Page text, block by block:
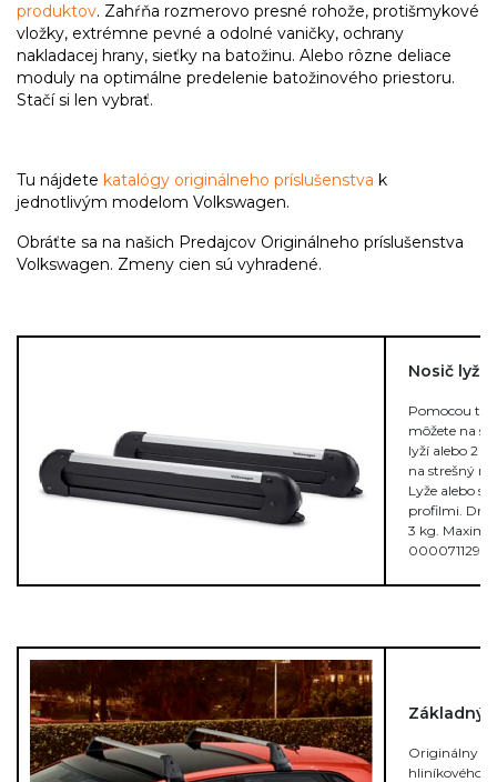
produktov. Zahŕňa rozmerovo presné rohože, protišmykové
vložky, extrémne pevné a odolné vaničky, ochrany
nakladacej hrany, sieťky na batožinu. Alebo rôzne deliace
moduly na optimálne predelenie batožinového priestoru.
Stačí si len vybrať.
Tu nájdete katalógy originálneho príslušenstva k
jednotlivým modelom Volkswagen.
Obráťte sa na našich Predajcov Originálneho príslušenstva
Volkswagen. Zmeny cien sú vyhradené.
Nosič lyží
Pomocou
môžete na
lyží alebo 2
na strešný
Lyže alebo
profilmi.
3 kg.
000071129M
Základný
Originálny
hliníkového